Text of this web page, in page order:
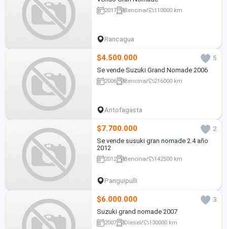
2017 Bencina 110000 km
Rancagua
$4.500.000
5
Se vende Suzuki Grand Nomade 2006
2006 Bencina 216000 km
Antofagasta
$7.700.000
2
Se vende susuki gran nomade 2.4 año
2012
2012 Bencina 142500 km
Panguipulli
$6.000.000
3
Suzuki grand nomade 2007
2007 Diesel 130000 km